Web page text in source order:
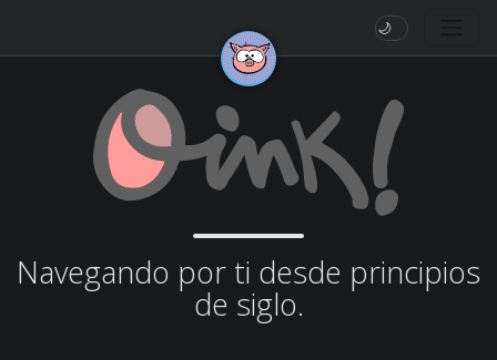
🌙
Navegando por ti desde principios
de siglo.